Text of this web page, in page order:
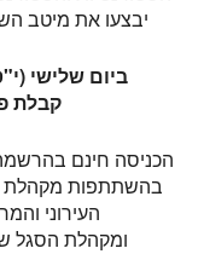
יבצעו את מיטב
ביום שלישי (י"ט
קבלת פנים
הכניסה חינם
בהשתתפות מקהלת
העירוני
ומקהלת הסגל